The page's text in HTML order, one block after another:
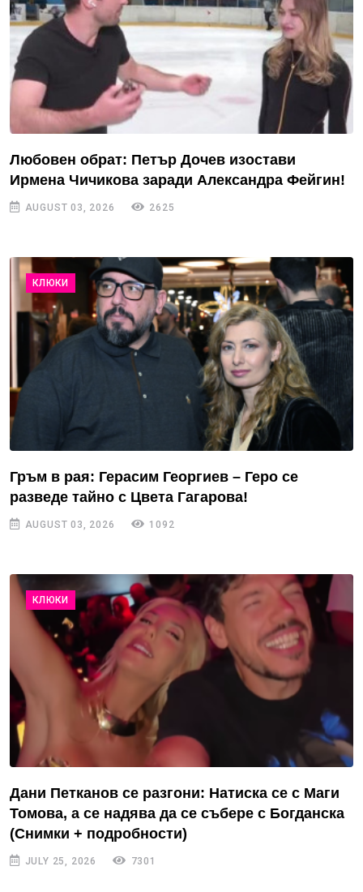
Любовен обрат: Петър Дочев изостави
Ирмена Чичикова заради Александра Фейгин!
AUGUST 03, 2026 2625
КЛЮКИ
Гръм в рая: Герасим Георгиев – Геро се
разведе тайно с Цвета Гагарова!
AUGUST 03, 2026 1092
КЛЮКИ
Дани Петканов се разгони: Натиска се с Маги
Томова, а се надява да се събере с Богданска
(Снимки + подробности)
JULY 25, 2026 7301